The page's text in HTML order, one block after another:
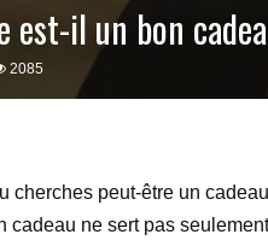
est-il un bon
2085
cherches peut-être un
cadeau ne sert pas